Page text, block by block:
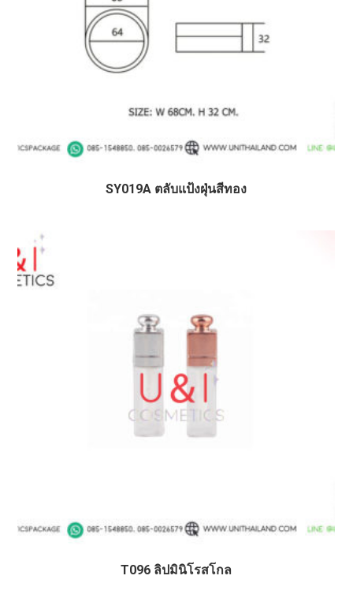
SY019A ตลับแป้งฝุ่นสีทอง
T096 ลิปมินิโรสโกล